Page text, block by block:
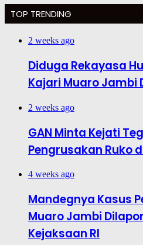
TOP TRENDING
2 weeks ago
Diduga Rekayasa
Kajari Muaro Jambi
2 weeks ago
GAN Minta Kejati
Pengrusakan Ruko
4 weeks ago
Mandegnya Kasus
Muaro Jambi
Kejaksaan RI